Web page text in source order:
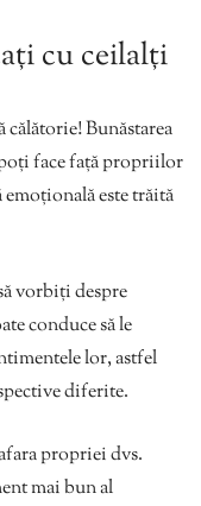
cu ceilalți
călătorie! Bunăstarea
face față propriilor
este trăită
vorbiți despre
conduce să le
lor, astfel
diferite.
propriei dvs.
mai bun al